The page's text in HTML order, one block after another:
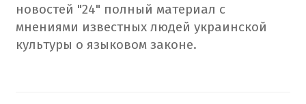
новостей "24" полный материал с
мнениями известных людей украинской
культуры о языковом законе.